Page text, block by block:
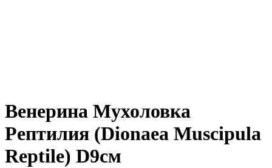
Венерина Мухоловка
Рептилия (Dionaea Muscipula
Reptile) D9см